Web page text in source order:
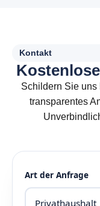
Kontakt
Kostenlose
Schildern Sie uns
transparentes
Art der Anfrage